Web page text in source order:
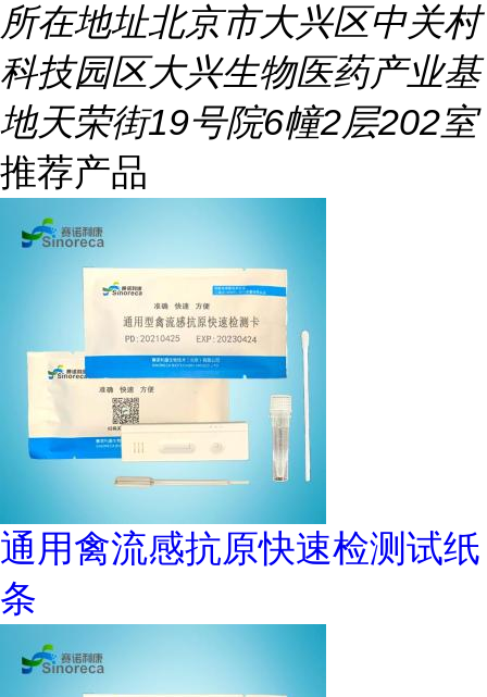
所在地址北京市大兴区中关村
科技园区大兴生物医药产业基
地天荣街19号院6幢2层202室
推荐产品
通用禽流感抗原快速检测试纸
条